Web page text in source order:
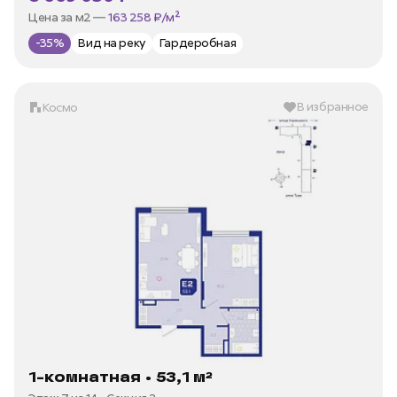
Цена за м2 —163 258 ₽/м²
-35%
Вид на реку Гардеробная
Космо В избранное
1-комнатная • 53,1 м²